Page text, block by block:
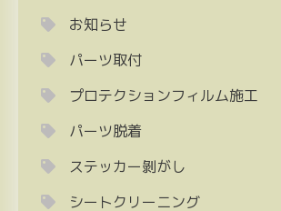
お知らせ
パーツ取付
プロテクションフィルム施工
パーツ脱着
ステッカー剝がし
シートクリーニング